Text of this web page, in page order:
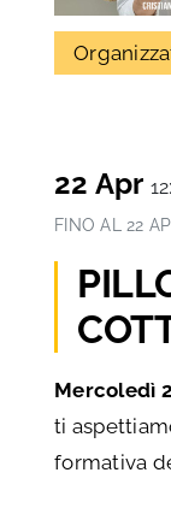
22 Apr
FINO AL 22
Mercoledì
ti
formativa